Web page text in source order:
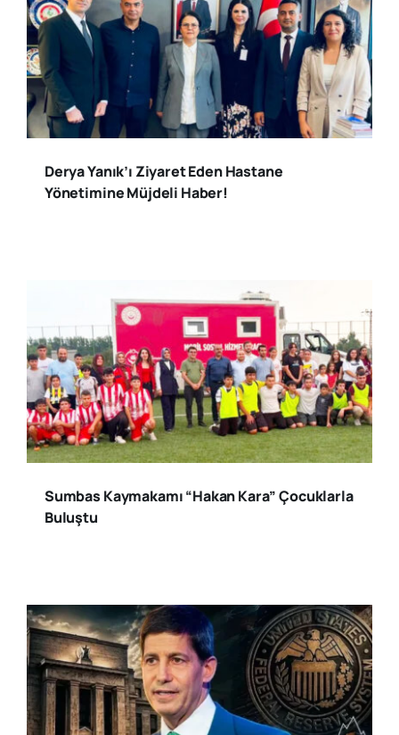
Derya Yanık’ı Ziyaret Eden Hastane
Yönetimine Müjdeli Haber!
Sumbas Kaymakamı “Hakan Kara” Çocuklarla
Buluştu